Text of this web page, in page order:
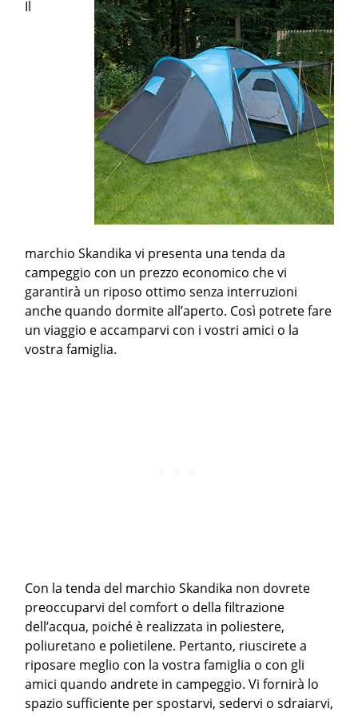
Il
marchio Skandika vi presenta una tenda da
campeggio con un prezzo economico che vi
garantirà un riposo ottimo senza interruzioni
anche quando dormite all’aperto. Così potrete fare
un viaggio e accamparvi con i vostri amici o la
vostra famiglia.
Con la tenda del marchio Skandika non dovrete
preoccuparvi del comfort o della filtrazione
dell’acqua, poiché è realizzata in poliestere,
poliuretano e polietilene. Pertanto, riuscirete a
riposare meglio con la vostra famiglia o con gli
amici quando andrete in campeggio. Vi fornirà lo
spazio sufficiente per spostarvi, sedervi o sdraiarvi,